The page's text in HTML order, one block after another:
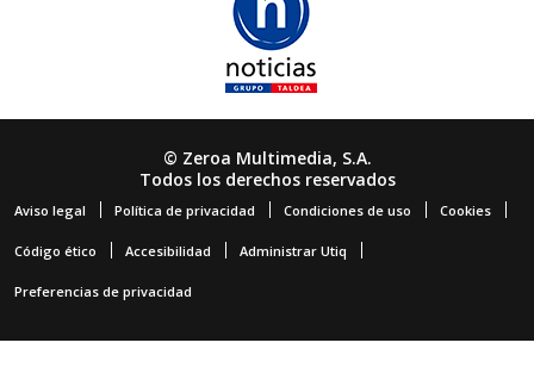
© Zeroa Multimedia, S.A.
Todos los derechos reservados
Aviso legal Política de privacidad Condiciones de uso Cookies
Código ético Accesibilidad Administrar Utiq
Preferencias de privacidad